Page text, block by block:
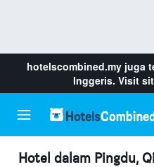
hotelscombined.my juga
Inggeris. Visit
Hotel dalam Pingdu,